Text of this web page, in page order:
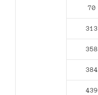
70
313
358
384
439